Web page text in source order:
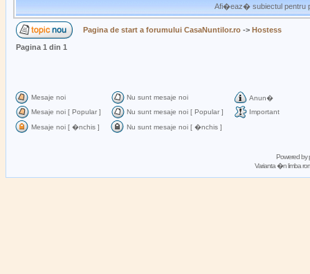
Afi�eaz� subiectul pentru
Pagina de start a forumului CasaNuntilor.ro -> Hostess
Pagina 1 din 1
Mesaje noi Nu sunt mesaje noi
Anun�
Mesaje noi [ Popular ]
Nu sunt mesaje noi [ Popular ]
Important
Mesaje noi [ �nchis ]
Nu sunt mesaje noi [ �nchis ]
Powered by
Varianta �n limba